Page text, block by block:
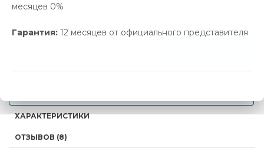
месяцев 0%
Гарантия: 12 месяцев от официального представителя
-
ХАРАКТЕРИСТИКИ
ОТЗЫВОВ (8)